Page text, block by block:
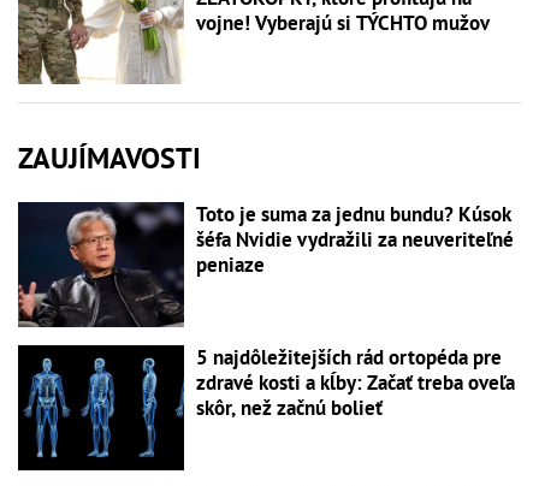
vojne! Vyberajú si TÝCHTO mužov
ZAUJÍMAVOSTI
Toto je suma za jednu bundu? Kúsok
šéfa Nvidie vydražili za neuveriteľné
peniaze
5 najdôležitejších rád ortopéda pre
zdravé kosti a kĺby: Začať treba oveľa
skôr, než začnú bolieť